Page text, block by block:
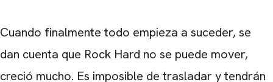
Cuando finalmente todo empieza a suceder, se
dan cuenta que Rock Hard no se puede mover,
creció mucho. Es imposible de trasladar y tendrán